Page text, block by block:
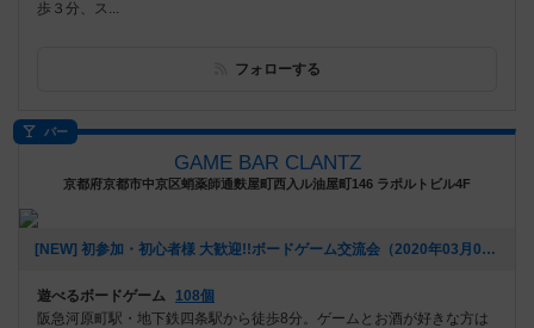
歩３分、ス...
フォローする
バー
GAME BAR CLANTZ
京都府京都市中京区蛸薬師通麩屋町西入ル油屋町146 ラポルトビル4F
[NEW] 初参加・初心者様 大歓迎!!ボードゲーム交流会（2020年03月04日 01時48分）
遊べるボードゲーム
108個
阪急河原町駅・地下鉄四条駅から徒歩8分。ゲームとお酒が好きな方は